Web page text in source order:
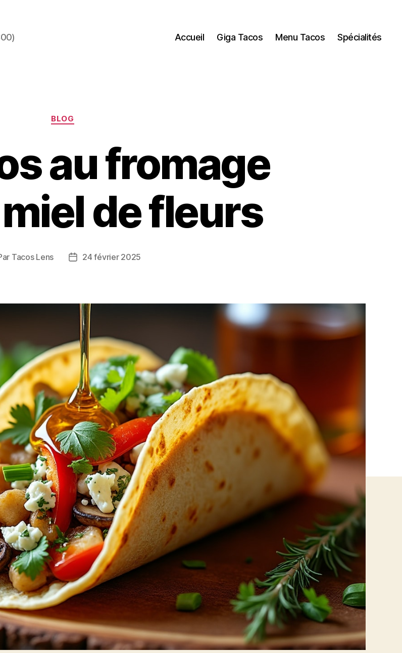
Accueil Giga Tacos Menu Tacos Spécialités
Catégories
BLOG
au fromage
de fleurs
Tacos Lens
Date24 février 2025